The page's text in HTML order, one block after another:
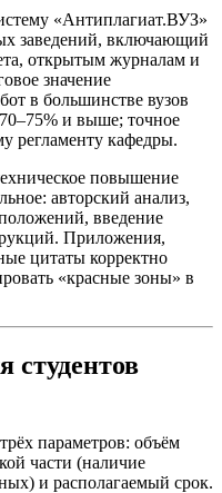
«Антиплагиат.ВУЗ»
заведений, включающий
открытым журналам и
значение
в большинстве вузов
и выше; точное
регламенту кафедры.
повышение
авторский анализ,
введение
Приложения,
цитаты корректно
«красные зоны» в
студентов
параметров: объём
части (наличие
и располагаемый срок.